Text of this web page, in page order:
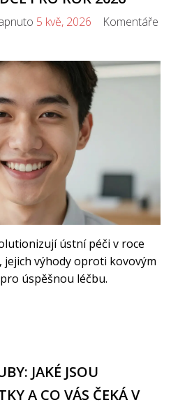
5 kvě, 2026 Komentáře
ústní péči v roce
jejich výhody oproti kovovým
úspěšnou léčbu.
JAKÉ JSOU
A CO VÁS ČEKÁ V